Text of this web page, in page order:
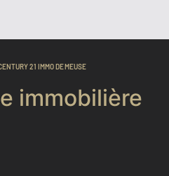
21 IMMO DEMEUSE
immobilière